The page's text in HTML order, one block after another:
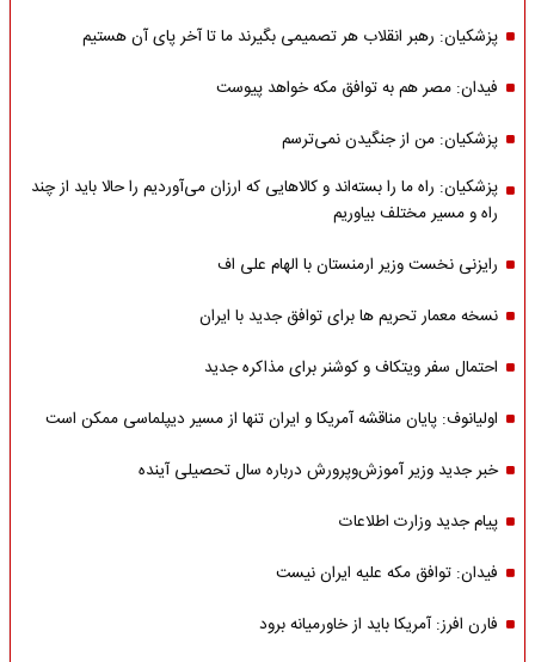
پزشکیان: رهبر انقلاب هر تصمیمی بگیرند ما تا آخر پای آن هستیم
فیدان: مصر هم به توافق مکه خواهد پیوست
پزشکیان: من از جنگیدن نمی‌ترسم
پزشکیان: راه ما را بسته‌اند و کالاهایی که ارزان می‌آوردیم را حالا باید از چند
راه و مسیر مختلف بیاوریم
رایزنی نخست وزیر ارمنستان با الهام علی اف
نسخه معمار تحریم ها برای توافق جدید با ایران
احتمال سفر ویتکاف و کوشنر برای مذاکره جدید
اولیانوف: پایان مناقشه آمریکا و ایران تنها از مسیر دیپلماسی ممکن است
خبر جدید وزیر آموزش‌وپرورش درباره سال تحصیلی آینده
پیام جدید وزارت اطلاعات
فیدان: توافق مکه علیه ایران نیست
فارن افرز: آمریکا باید از خاورمیانه برود